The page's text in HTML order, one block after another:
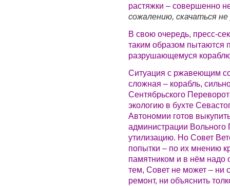
растяжки – совершенно
сожалению, скачаться не
В свою очередь, пресс-
таким образом пытаются
разрушающемуся
Ситуация с ржавеющим
сложная – корабль,
Сентябрьского
экологию в бухте
Автономии готов
администрации Вольного
утилизацию. Но Совет
попытки – по их мнению
памятником и в нём надо
тем, Совет не может – ни
ремонт, ни объяснить